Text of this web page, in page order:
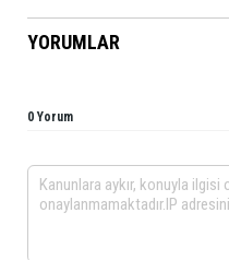
YORUMLAR
0 Yorum